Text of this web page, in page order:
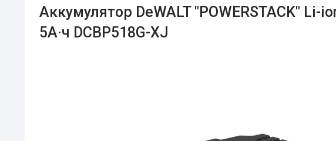
Аккумулятор DeWALT "POWERSTACK" Li-
5А·ч DCBP518G-XJ